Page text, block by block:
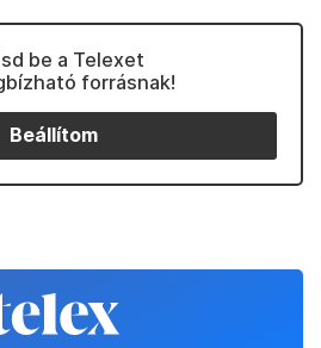
be a Telexet
forrásnak!
Beállítom